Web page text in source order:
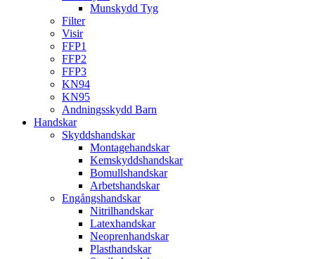
Munskydd Tyg
Filter
Visir
FFP1
FFP2
FFP3
KN94
KN95
Andningsskydd Barn
Handskar
Skyddshandskar
Montagehandskar
Kemskyddshandskar
Bomullshandskar
Arbetshandskar
Engångshandskar
Nitrilhandskar
Latexhandskar
Neoprenhandskar
Plasthandskar